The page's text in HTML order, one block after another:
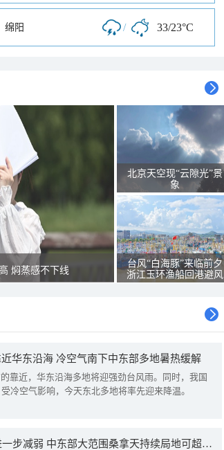
绵阳 / 33/23°C
焖蒸感不下线
北京天空现“云隙光”景
象
台风“白海豚”来临前夕
浙江玉环渔船回港避风
华东沿海 冷空气南下中东部多地暑热缓解
靠近，华东沿海多地将迎强劲台风雨。同时，我国
冷空气影响，今天东北多地将率先迎来降温。
我国降雨强度进一步减弱 中东部大范围桑拿天持续局地可超38℃